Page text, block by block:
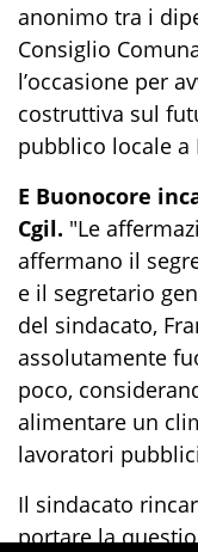
anonimo tra i
Consiglio
l’occasione per
costruttiva sul
pubblico locale a
E Buonocore
Cgil. "Le
affermano il
e il segretario
del sindacato,
assolutamente
poco,
alimentare un
lavoratori
Il sindacato
portare la